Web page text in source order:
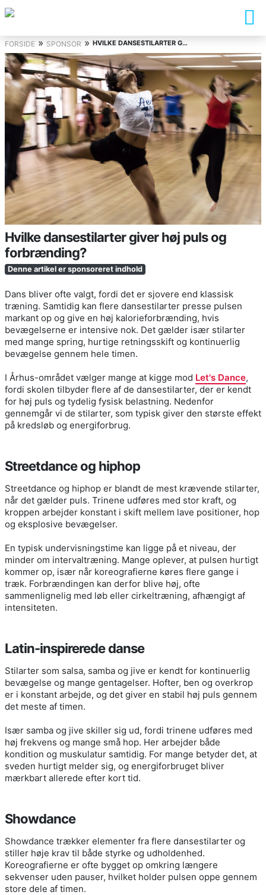
FORSIDE » SPONSOR » HVILKE DANSESTILARTER GIVER HØJ PULS OG FORBRÆNDING?
Hvilke dansestilarter giver høj puls og
forbrænding?
Denne artikel er sponsoreret indhold
Dans bliver ofte valgt, fordi det er sjovere end klassisk
træning. Samtidig kan flere dansestilarter presse pulsen
markant op og give en høj kalorieforbrænding, hvis
bevægelserne er intensive nok. Det gælder især stilarter
med mange spring, hurtige retningsskift og kontinuerlig
bevægelse gennem hele timen.
I Århus-området vælger mange at kigge mod Let's Dance,
fordi skolen tilbyder flere af de dansestilarter, der er kendt
for høj puls og tydelig fysisk belastning. Nedenfor
gennemgår vi de stilarter, som typisk giver den største effekt
på kredsløb og energiforbrug.
Streetdance og hiphop
Streetdance og hiphop er blandt de mest krævende stilarter,
når det gælder puls. Trinene udføres med stor kraft, og
kroppen arbejder konstant i skift mellem lave positioner, hop
og eksplosive bevægelser.
En typisk undervisningstime kan ligge på et niveau, der
minder om intervaltræning. Mange oplever, at pulsen hurtigt
kommer op, især når koreografierne køres flere gange i
træk. Forbrændingen kan derfor blive høj, ofte
sammenlignelig med løb eller cirkeltræning, afhængigt af
intensiteten.
Latin-inspirerede danse
Stilarter som salsa, samba og jive er kendt for kontinuerlig
bevægelse og mange gentagelser. Hofter, ben og overkrop
er i konstant arbejde, og det giver en stabil høj puls gennem
det meste af timen.
Især samba og jive skiller sig ud, fordi trinene udføres med
høj frekvens og mange små hop. Her arbejder både
kondition og muskulatur samtidig. For mange betyder det, at
sveden hurtigt melder sig, og energiforbruget bliver
mærkbart allerede efter kort tid.
Showdance
Showdance trækker elementer fra flere dansestilarter og
stiller høje krav til både styrke og udholdenhed.
Koreografierne er ofte bygget op omkring længere
sekvenser uden pauser, hvilket holder pulsen oppe gennem
store dele af timen.